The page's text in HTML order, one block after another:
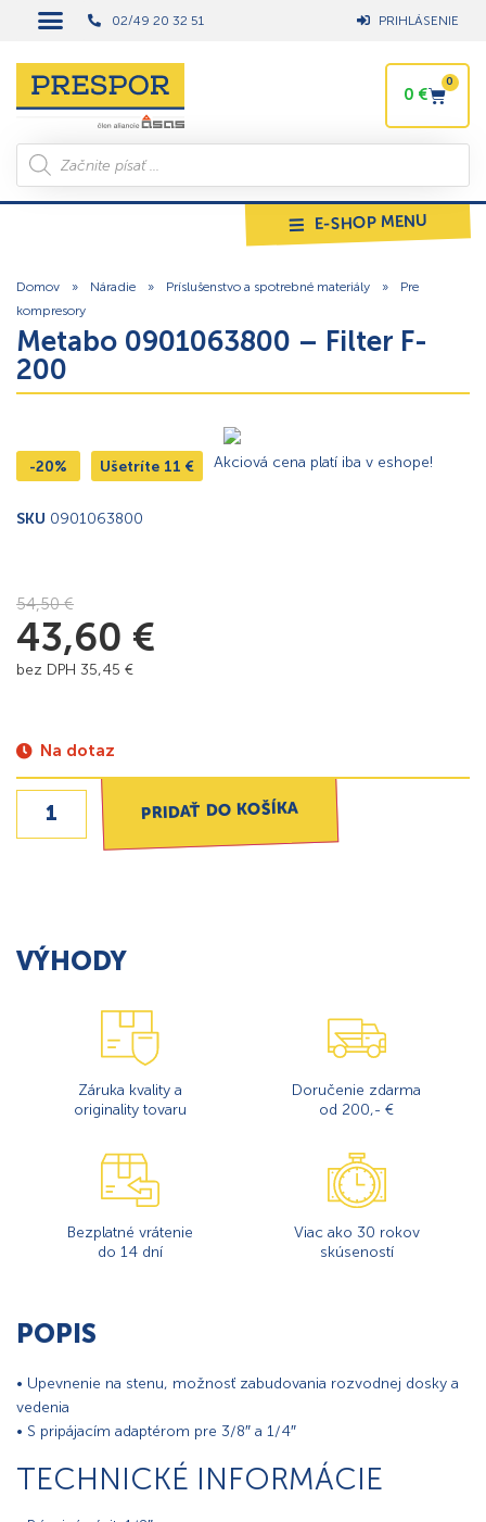
02/49 20 32 51 PRIHLÁSENIE
0 €
0
E-SHOP MENU
Domov » Náradie » Príslušenstvo a spotrebné materiály »
Pre
kompresory
Metabo 0901063800 – Filter F-
200
-20% Ušetríte 11 € Akciová cena platí iba v eshope!
SKU 0901063800
54,50€
43,60 €
bez DPH 35,45 €
Na dotaz
PRIDAŤ DO KOŠÍKA
VÝHODY
Záruka kvality a
originality tovaru
Doručenie zdarma
od 200,- €
Bezplatné vrátenie
do 14 dní
Viac ako 30 rokov
skúseností
POPIS
• Upevnenie na stenu, možnosť zabudovania rozvodnej dosky a
vedenia
• S pripájacím adaptérom pre 3/8″ a 1/4″
TECHNICKÉ INFORMÁCIE